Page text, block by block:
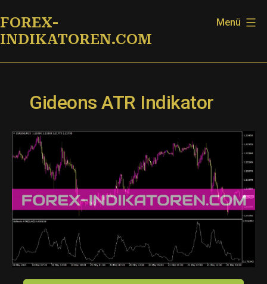
Inhalt
springen
FOREX-
INDIKATOREN.COM
Menü
Gideons ATR Indikator